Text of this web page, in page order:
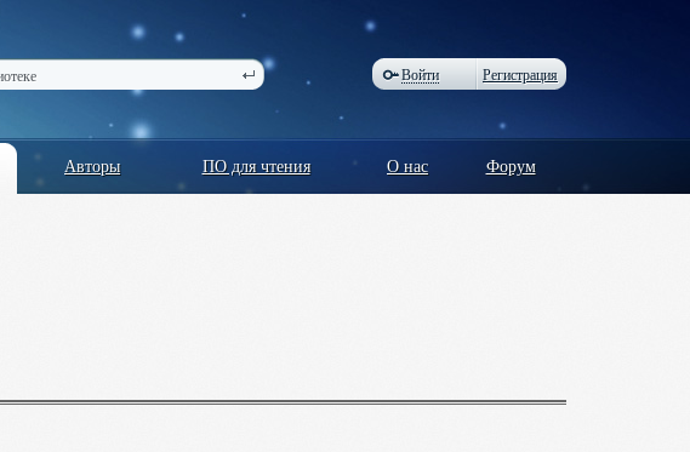
Войти Регистрация
Авторы ПО для чтения О нас Форум